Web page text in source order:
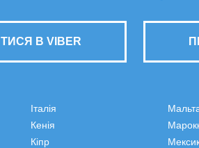
В VIBER
Італія
Кенія
Кіпр